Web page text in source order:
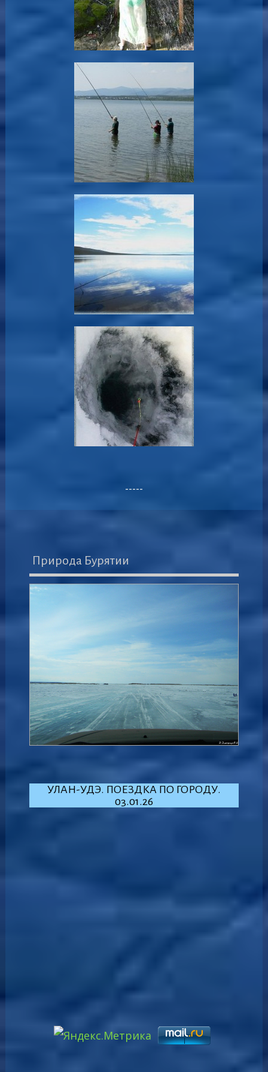
-----
Природа Бурятии
УЛАН-УДЭ. ПОЕЗДКА ПО ГОРОДУ.
03.01.26